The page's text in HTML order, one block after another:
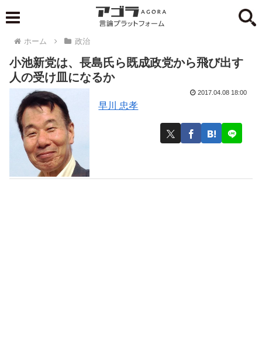
ホーム 政治
小池新党は、長島氏ら既成政党から飛び出す
人の受け皿になるか
早川 忠孝
2017.04.08 18:00